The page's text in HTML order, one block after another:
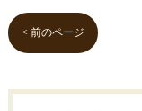
< 前のページ